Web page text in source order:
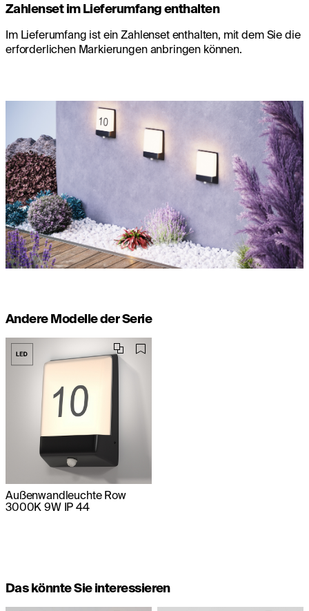
Zahlenset im Lieferumfang enthalten
Im Lieferumfang ist ein Zahlenset enthalten, mit dem Sie die
erforderlichen Markierungen anbringen können.
Andere Modelle der Serie
Außenwandleuchte Row
3000K 9W IP 44
Das könnte Sie interessieren